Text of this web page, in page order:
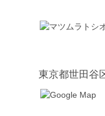
東京都世田谷